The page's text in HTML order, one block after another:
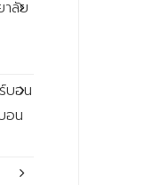
าลัย
บอน
อน